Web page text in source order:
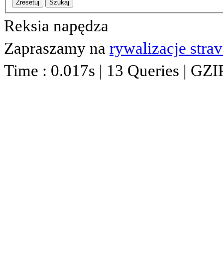
Zresetuj Szukaj
Reksia napędza
Zapraszamy na rywalizacje
Time : 0.017s | 13 Queries |